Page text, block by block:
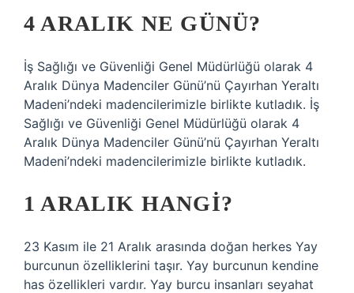
4 ARALIK NE GÜNÜ?
İş Sağlığı ve Güvenliği Genel Müdürlüğü olarak 4
Aralık Dünya Madenciler Günü’nü Çayırhan Yeraltı
Madeni’ndeki madencilerimizle birlikte kutladık. İş
Sağlığı ve Güvenliği Genel Müdürlüğü olarak 4
Aralık Dünya Madenciler Günü’nü Çayırhan Yeraltı
Madeni’ndeki madencilerimizle birlikte kutladık.
1 ARALIK HANGI?
23 Kasım ile 21 Aralık arasında doğan herkes Yay
burcunun özelliklerini taşır. Yay burcunun kendine
has özellikleri vardır. Yay burcu insanları seyahat